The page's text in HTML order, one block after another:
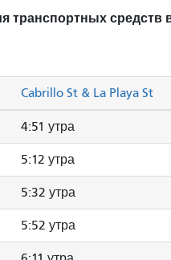
транспортных средств
Cabrillo St & La Playa St
4:51 утра
5:12 утра
5:32 утра
5:52 утра